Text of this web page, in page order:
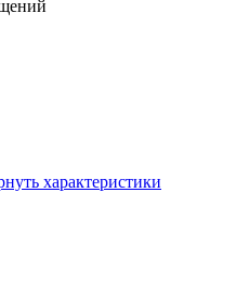
характеристики